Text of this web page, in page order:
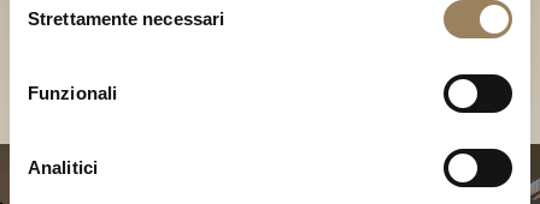
delStrettamente necessari
Funzionali
Analitici
Boutique